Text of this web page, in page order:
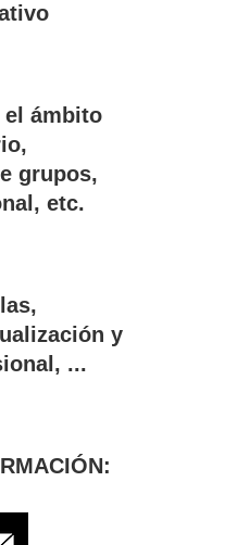
el ámbito
grupos,
etc.
y
...